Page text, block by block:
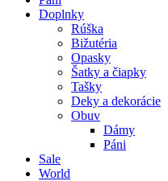
Doplnky
Rúška
Bižutéria
Opasky
Šatky a čiapky
Tašky
Deky a dekorácie
Obuv
Dámy
Páni
Sale
World